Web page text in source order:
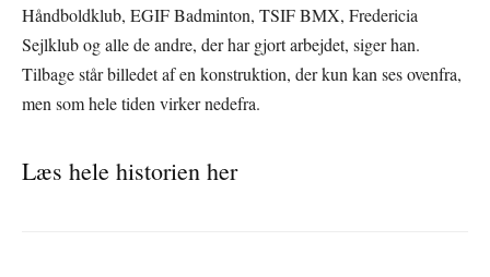
Håndboldklub, EGIF Badminton, TSIF BMX, Fredericia
Sejlklub og alle de andre, der har gjort arbejdet, siger han.
Tilbage står billedet af en konstruktion, der kun kan ses ovenfra,
men som hele tiden virker nedefra.
Læs hele historien her